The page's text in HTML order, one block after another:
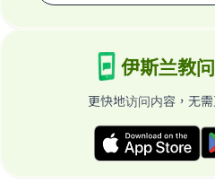
伊斯兰教
更快地访问内容，无